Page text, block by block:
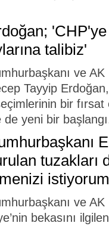
talibiz'
ve
Tayyip
bir fırsat
yeni bir
tuzakları
ve
bekasını